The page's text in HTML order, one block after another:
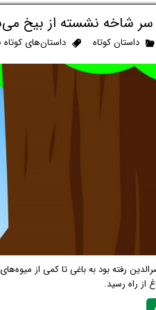
سر شاخه نشسته از بیخ
داستان کوتاه داستان‌های
رفته بود به باغی تا کمی از
از راه رسید.